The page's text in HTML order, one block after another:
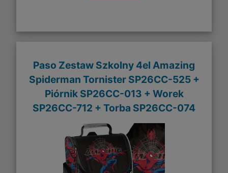
Paso Zestaw Szkolny 4el Amazing
Spiderman Tornister SP26CC-525 +
Piórnik SP26CC-013 + Worek
SP26CC-712 + Torba SP26CC-074